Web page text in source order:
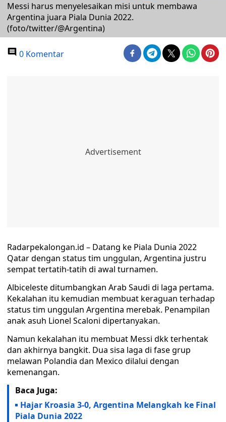
Messi harus menyelesaikan misi untuk membawa
Argentina juara Piala Dunia 2022.
(foto/twitter/@Argentina)
0 Komentar
Radarpekalongan.id – Datang ke Piala Dunia 2022
Qatar dengan status tim unggulan, Argentina justru
sempat tertatih-tatih di awal turnamen.
Albiceleste ditumbangkan Arab Saudi di laga pertama.
Kekalahan itu kemudian membuat keraguan terhadap
status tim unggulan Argentina merebak. Penampilan
anak asuh Lionel Scaloni dipertanyakan.
Namun kekalahan itu membuat Messi dkk terhentak
dan akhirnya bangkit. Dua sisa laga di fase grup
melawan Polandia dan Mexico dilalui dengan
kemenangan.
Baca Juga:
Hajar Kroasia 3-0, Argentina Melangkah ke Final
Piala Dunia 2022